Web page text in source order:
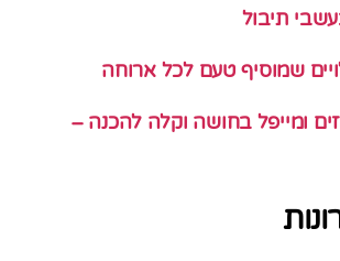
תיבול
שמוסיף טעם לכל ארוחה
ומייפל בחושה וקלה להכנה –